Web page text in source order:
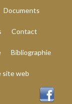
Documents
Contact
Bibliographie
site web